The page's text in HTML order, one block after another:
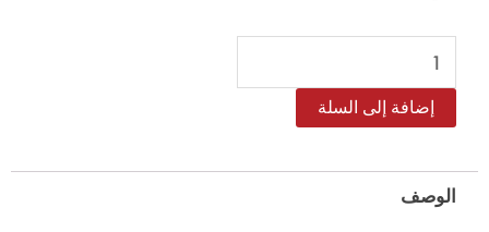
كمية
طقم
شرشف
مايكروفايبر
إضافة إلى السلة
الوصف